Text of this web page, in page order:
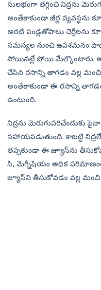
సులభంగా తగ్గించి నిద్రను
అంతేకాకుండా జీర్ణ
అరటి పండ్లతోపాటు చెర్రీలను
సమస్యల నుంచి ఉపశమనం
పోయినట్లే పోయి మేల్కొంటారు.
చేసిన రసాన్ని తాగడం వల్ల
అంతేకాకుండా ఈ రసాన్ని
ఉంటుంది.
నిద్రను మెరుగుపరిచేందుకు
సహాయపడుతుంది. కాబట్టి
తప్పకుండా ఈ జ్యూస్‌ను
సి, మెగ్నీషియం అధిక
జ్యూస్‌ని తీసుకోవడం వల్ల